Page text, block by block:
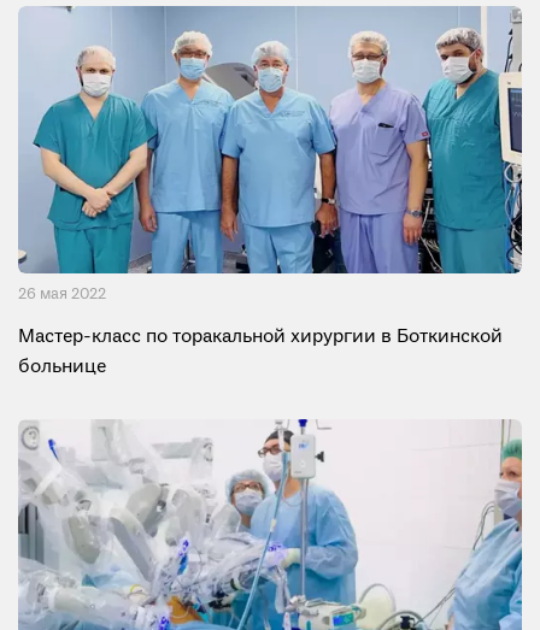
26 мая 2022
Мастер-класс по торакальной хирургии в Боткинской
больнице